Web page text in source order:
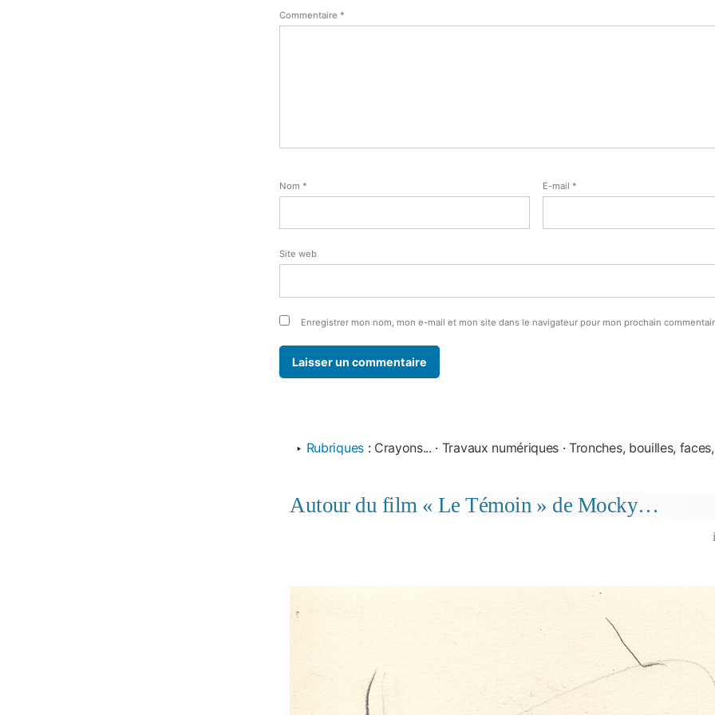
Commentaire *
Nom * E-mail *
Site web
Enregistrer mon nom, mon e-mail et mon site dans le navigateur pour mon prochain
‣ Rubriques : Crayons... · Travaux numériques ·Tronches, bouilles,
Autour du film « Le Témoin » de Mocky…